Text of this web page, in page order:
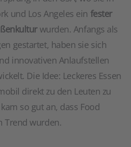
und Los Angeles ein fester
wurden. Anfangs als
gestartet, haben sie sich
innovativen Anlaufstellen
Die Idee: Leckeres Essen
direkt zu den Leuten zu
so gut an, dass Food
Trend wurden.